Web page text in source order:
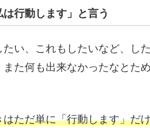
は行動します」と言う
たい、これもしたいなど、し
また何も出来なかったなとた
はただ単に「行動します」だ